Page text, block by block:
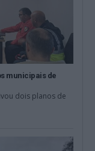
municipais de
dois planos de